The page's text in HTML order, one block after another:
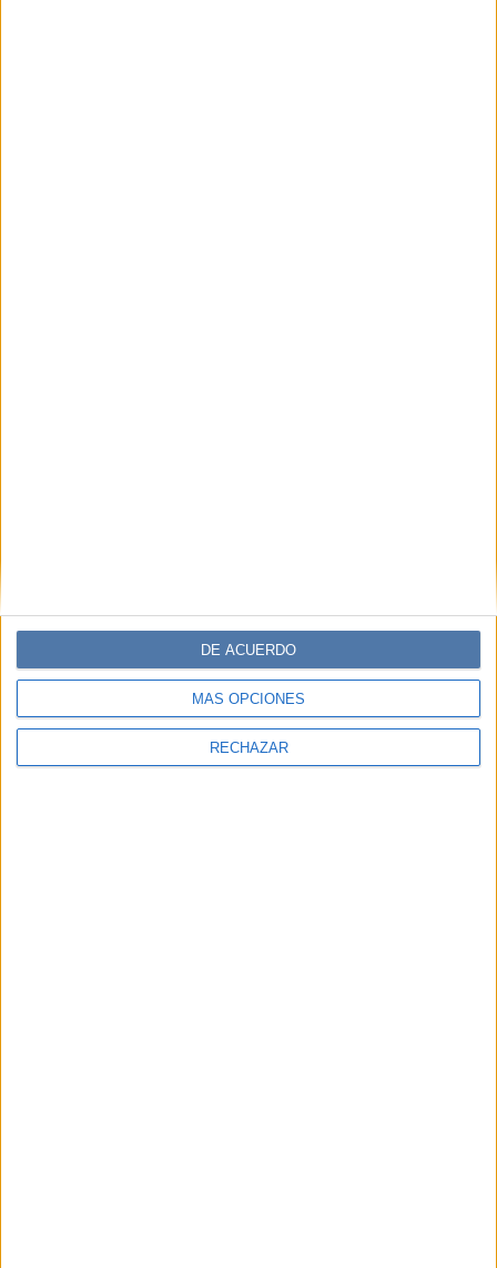
MÁS OPCIONES
RECHAZAR
DE ACUERDO